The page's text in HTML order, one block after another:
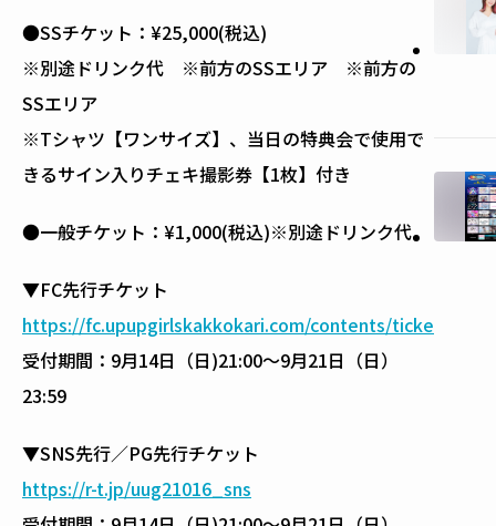
●SSチケット：¥25,000(税込)
※別途ドリンク代 ※前方のSSエリア ※前方の
SSエリア
※Tシャツ【ワンサイズ】、当日の特典会で使用で
きるサイン入りチェキ撮影券【1枚】付き
●一般チケット：¥1,000(税込)※別途ドリンク代
▼FC先行チケット
https://fc.upupgirlskakkokari.com/contents/ticke
受付期間：9月14日（日)21:00～9月21日（日）
23:59
▼SNS先行／PG先行チケット
https://r-t.jp/uug21016_sns